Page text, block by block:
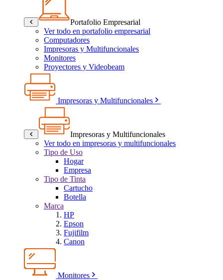
Portafolio Empresarial
Ver todo en portafolio empresarial
Computadores
Impresoras y Multifuncionales
Monitores
Proyectores y Videobeam
Impresoras y Multifuncionales
Impresoras y Multifuncionales
Ver todo en impresoras y multifuncionales
Tipo de Uso
Hogar
Empresa
Tipo de Tinta
Cartucho
Botella
Marca
HP
Epson
Fujifilm
Canon
Monitores